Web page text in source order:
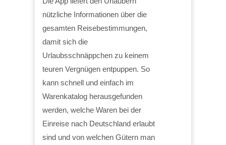
nützliche Informationen über die
gesamten Reisebestimmungen,
damit sich die
Urlaubsschnäppchen zu keinem
teuren Vergnügen entpuppen. So
kann schnell und einfach im
Warenkatalog herausgefunden
werden, welche Waren bei der
Einreise nach Deutschland erlaubt
sind und von welchen Gütern man